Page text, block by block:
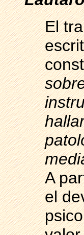
El
A
el